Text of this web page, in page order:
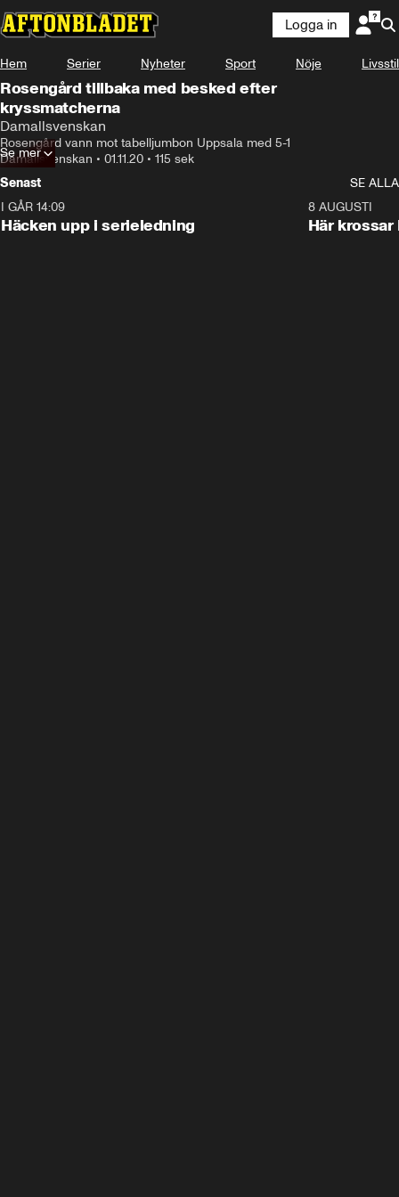
Logga in
Hem Serier Nyheter Sport Nöje Livsstil
Rosengård tillbaka med besked efter
kryssmatcherna
Damallsvenskan
Rosengård vann mot tabelljumbon Uppsala med 5-1
Damallsvenskan • 01.11.20 • 115 sek
Se mer
Senast
SE ALLA
I GÅR 14:09
Häcken upp i serieledning
8 AUGUSTI
Här